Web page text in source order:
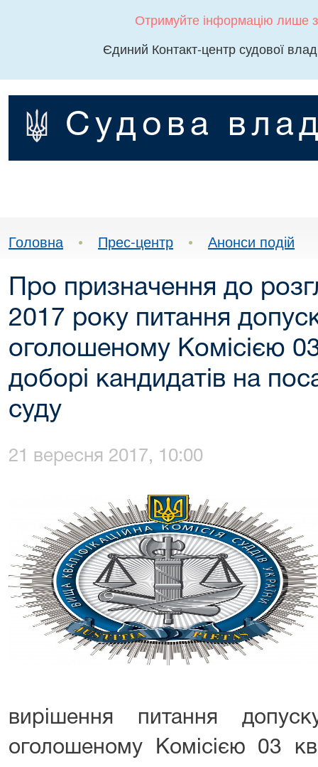
Отримуйте інформацію лише
Єдиний Контакт-центр судової
Судова
Головна • Прес-центр • Анонси подій
Про призначення до
2017 року питання
оголошеному Комісією
доборі кандидатів на
суду
21 вересня 2017, 10:00
вирішення питання
оголошеному Комісією 03